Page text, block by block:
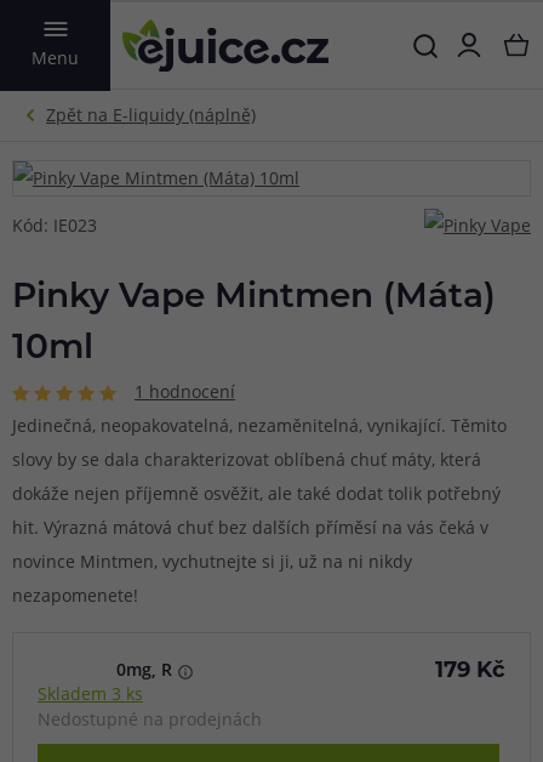
Menu
VYHLEDAT
Kód: IE023
Pinky Vape Mintmen (Máta)
10ml
1 hodnocení
Jedinečná, neopakovatelná, nezaměnitelná, vynikající. Těmito
slovy by se dala charakterizovat oblíbená chuť máty, která
dokáže nejen příjemně osvěžit, ale také dodat tolik potřebný
hit. Výrazná mátová chuť bez dalších příměsí na vás čeká v
novince Mintmen, vychutnejte si ji, už na ni nikdy
nezapomenete!
0mg, R
Skladem 3 ks
Nedostupné na prodejnách
179 Kč